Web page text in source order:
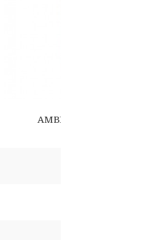
AMBER & WOOD 350GR